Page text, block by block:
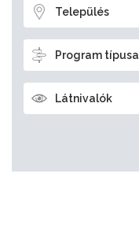
Település
Program típusa
Látnivalók